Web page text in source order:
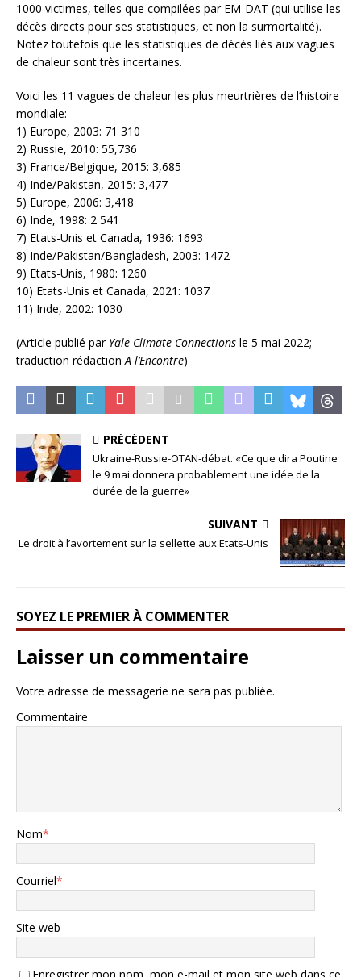
1000 victimes, telles que compilées par EM-DAT (qui utilise les
décès directs pour ses statistiques, et non la surmortalité).
Notez toutefois que les statistiques de décès liés aux vagues
de chaleur sont très incertaines.
Voici les 11 vagues de chaleur les plus meurtrières de l’histoire
mondiale:
1) Europe, 2003: 71 310
2) Russie, 2010: 55,736
3) France/Belgique, 2015: 3,685
4) Inde/Pakistan, 2015: 3,477
5) Europe, 2006: 3,418
6) Inde, 1998: 2 541
7) Etats-Unis et Canada, 1936: 1693
8) Inde/Pakistan/Bangladesh, 2003: 1472
9) Etats-Unis, 1980: 1260
10) Etats-Unis et Canada, 2021: 1037
11) Inde, 2002: 1030
(Article publié par Yale Climate Connections le 5 mai 2022;
traduction rédactionA l’Encontre)
PRÉCÉDENT
Ukraine-Russie-OTAN-débat. «Ce que dira Poutine
le 9 mai donnera probablement une idée de la
durée de la guerre»
SUIVANT
Le droit à l’avortement sur la sellette aux Etats-Unis
SOYEZ LE PREMIER À COMMENTER
Laisser un commentaire
Votre adresse de messagerie ne sera pas publiée.
Commentaire
Nom*
Courriel*
Site web